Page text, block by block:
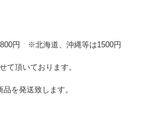
円 ※北海道、沖縄等は1500円
て頂いております。
を発送致します。